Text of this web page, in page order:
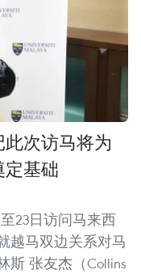
次访马将为
基础
23日访问马来西
越马双边关系对马
斯 张友杰（Collins